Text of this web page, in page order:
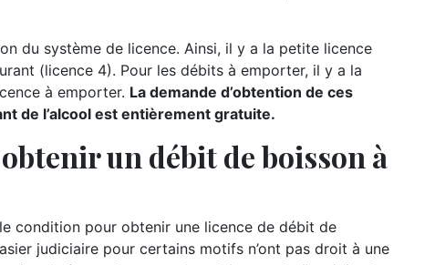
du système de licence. Ainsi, il y a la petite licence
(licence 4). Pour les débits à emporter, il y a la
à emporter. La demande d’obtention de ces
de l’alcool est entièrement gratuite.
un débit de boisson à
condition pour obtenir une licence de débit de
judiciaire pour certains motifs n’ont pas droit à une